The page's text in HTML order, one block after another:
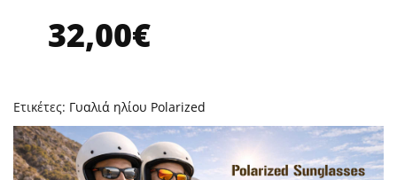
32,00€
Ετικέτες: Γυαλιά ηλίου Polarized